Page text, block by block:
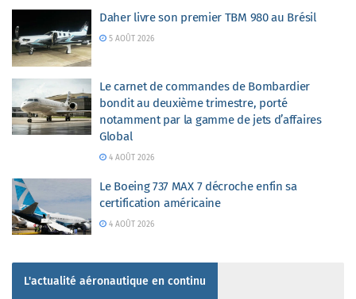
Daher livre son premier TBM 980 au Brésil
5 AOÛT 2026
Le carnet de commandes de Bombardier
bondit au deuxième trimestre, porté
notamment par la gamme de jets d’affaires
Global
4 AOÛT 2026
Le Boeing 737 MAX 7 décroche enfin sa
certification américaine
4 AOÛT 2026
L'actualité aéronautique en continu